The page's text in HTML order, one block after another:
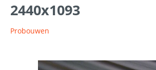
2440x1093
Probouwen